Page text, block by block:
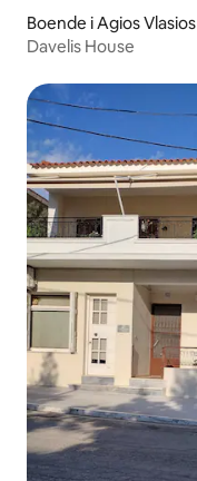
Boende i Agios Vlasios
Davelis House